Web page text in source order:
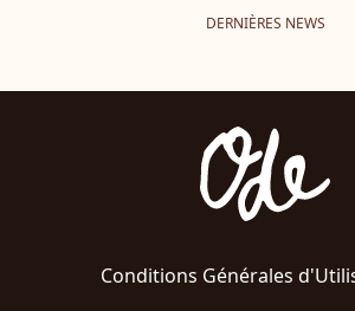
DERNIÈRES NEWS
Conditions Générales